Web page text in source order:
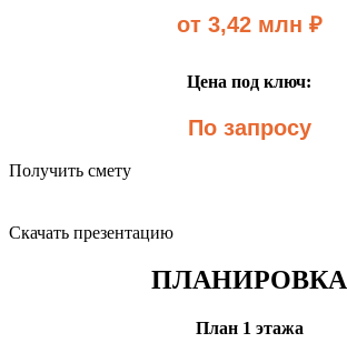
от 3,42 млн ₽
Цена под ключ:
По запросу
Получить смету
Скачать презентацию
ПЛАНИРОВКА
План 1 этажа